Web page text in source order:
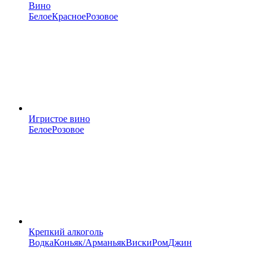
Вино
БелоеКрасноеРозовое
Игристое вино
БелоеРозовое
Крепкий алкоголь
ВодкаКоньяк/АрманьякВискиРомДжин